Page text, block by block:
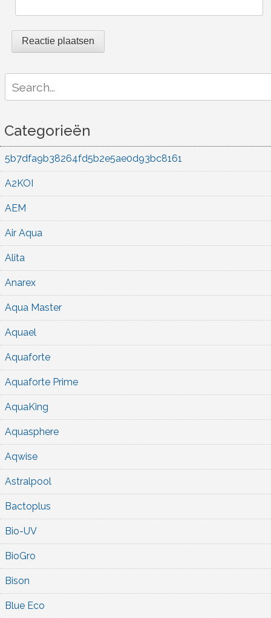
for:
Categorieën
5b7dfa9b38264fd5b2e5ae0d93bc8161
A2KOI
AEM
Air Aqua
Alita
Anarex
Aqua Master
Aquael
Aquaforte
Aquaforte Prime
AquaKing
Aquasphere
Aqwise
Astralpool
Bactoplus
Bio-UV
BioGro
Bison
Blue Eco